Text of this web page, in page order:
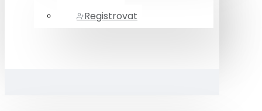
Registrovat